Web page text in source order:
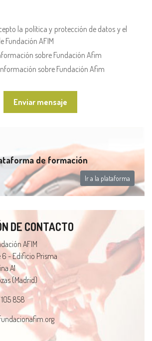
la política y protección de datos y el
Fundación AFIM
sobre Fundación Afim
sobre Fundación Afim
Enviar mensaje
de formación
Ir a la plataforma
DE CONTACTO
AFIM
6 - Edificio Prisma
A1
(Madrid)
105 858